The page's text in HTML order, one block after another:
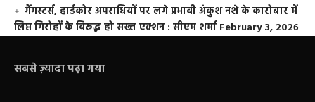
गैंगस्टर्स, हार्डकोर अपराधियों पर लगे प्रभावी अंकुश नशे के कारोबार में
लिप्त गिरोहों के विरूद्ध हो सख्त एक्शन : सीएम शर्मा February 3, 2026
सबसे ज़्यादा पढ़ा गया